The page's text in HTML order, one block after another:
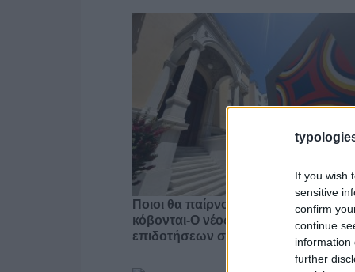
If you wish
sensitive
confirm
continue
information
further
Ποιοι θα παίρνουν χρήματα και
κόβονται-Ο νέος χάρτης των
επιδοτήσεων στην TV, μέσω